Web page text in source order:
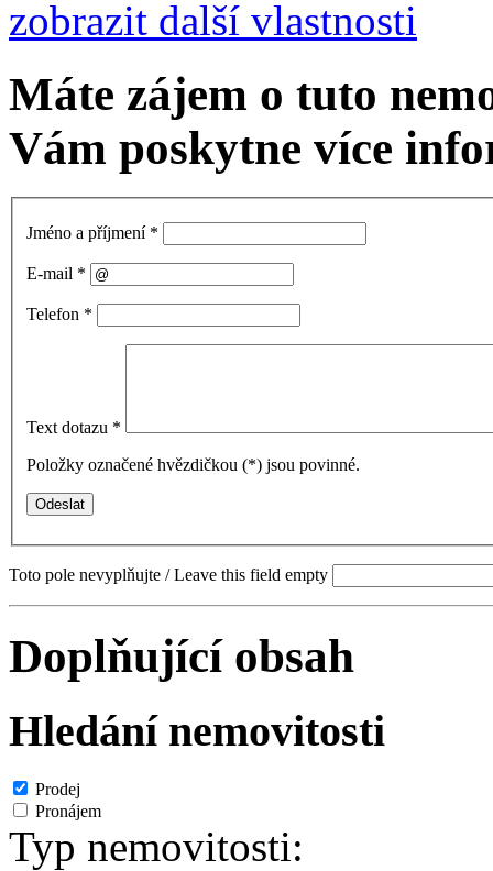
zobrazit další vlastnosti
Máte zájem o tuto
Vám poskytne více
Jméno a příjmení *
E-mail *
Telefon *
Text dotazu *
Položky označené hvězdičkou (*) jsou povinné.
Toto pole nevyplňujte / Leave this field empty
Doplňující obsah
Hledání nemovitosti
Prodej
Pronájem
Typ nemovitosti: